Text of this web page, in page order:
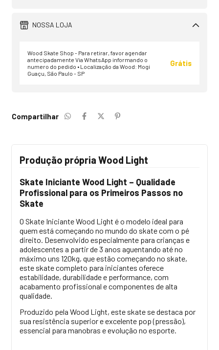
NOSSA LOJA
Wood Skate Shop - Para retirar, favor agendar
antecipadamente Via WhatsApp informando o
numero do pedido • Localização da Wood: Mogi
Guaçu, São Paulo - SP
Grátis
Compartilhar
Produção própria Wood Light
Skate Iniciante Wood Light – Qualidade
Profissional para os Primeiros Passos no
Skate
O Skate Iniciante Wood Light é o modelo ideal para
quem está começando no mundo do skate com o pé
direito. Desenvolvido especialmente para crianças e
adolescentes a partir de 3 anos aguentando até no
máximo uns 120kg, que estão começando no skate,
este skate completo para iniciantes oferece
estabilidade, durabilidade e performance, com
acabamento profissional e componentes de alta
qualidade.
Produzido pela Wood Light, este skate se destaca por
sua resistência superior e excelente pop (pressão),
essencial para manobras e evolução no esporte.